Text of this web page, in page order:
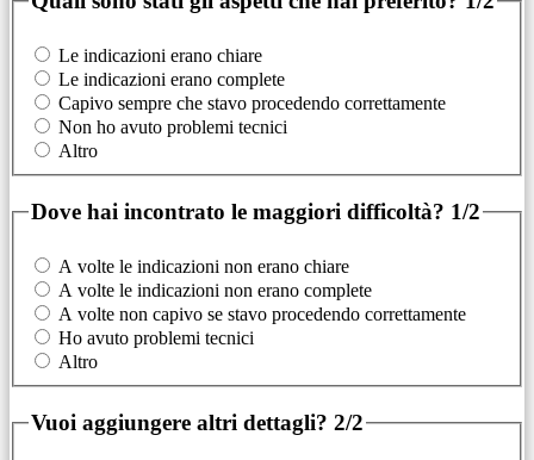
Le indicazioni erano chiare
Le indicazioni erano complete
Capivo sempre che stavo procedendo correttamente
Non ho avuto problemi tecnici
Altro
Dove hai incontrato le maggiori difficoltà? 1/2
A volte le indicazioni non erano chiare
A volte le indicazioni non erano complete
A volte non capivo se stavo procedendo correttamente
Ho avuto problemi tecnici
Altro
Vuoi aggiungere altri dettagli? 2/2